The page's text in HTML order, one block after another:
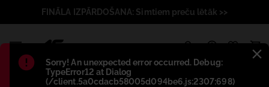
Błąd:
Sorry! An unexpected error occurred. Debug:
TypeError12 at Dialog
(/client.5a0cdacb58005d094be6.js:2307:698)
FINĀLA IZPĀRDOŠANA: Simtiem preču lētāk >>